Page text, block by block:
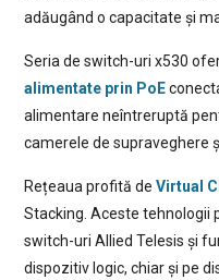
adăugând o capacitate și
Seria de switch-uri x530
alimentate prin PoE
alimentare neîntreruptă
camerele de supraveghere
Rețeaua profită de Virtual
Stacking. Aceste
switch-uri Allied Telesis și
dispozitiv logic, chiar și pe